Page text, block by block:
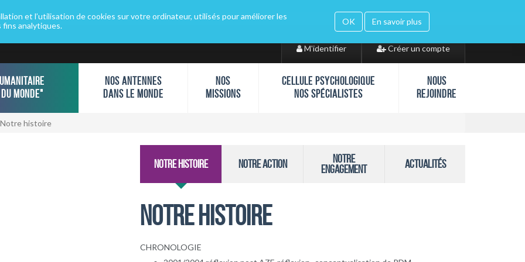
et l’utilisation de cookies sur votre ordinateur, utilisés pour améliorer les
fins analytiques.
OK En savoir plus
du Monde" dans toutes les langues Installer google translate
M'identifier Créer un compte
MONDE"
NOS ANTENNES
DANS LE MONDE
NOS
MISSIONS
CELLULE PSYCHOLOGIQUE
NOS SPÉCIALISTES
NOUS
REJOINDRE
Notre histoire
Notre histoire Notre action
Notre
engagement
Actualités
NOTRE HISTOIRE
CHRONOLOGIE